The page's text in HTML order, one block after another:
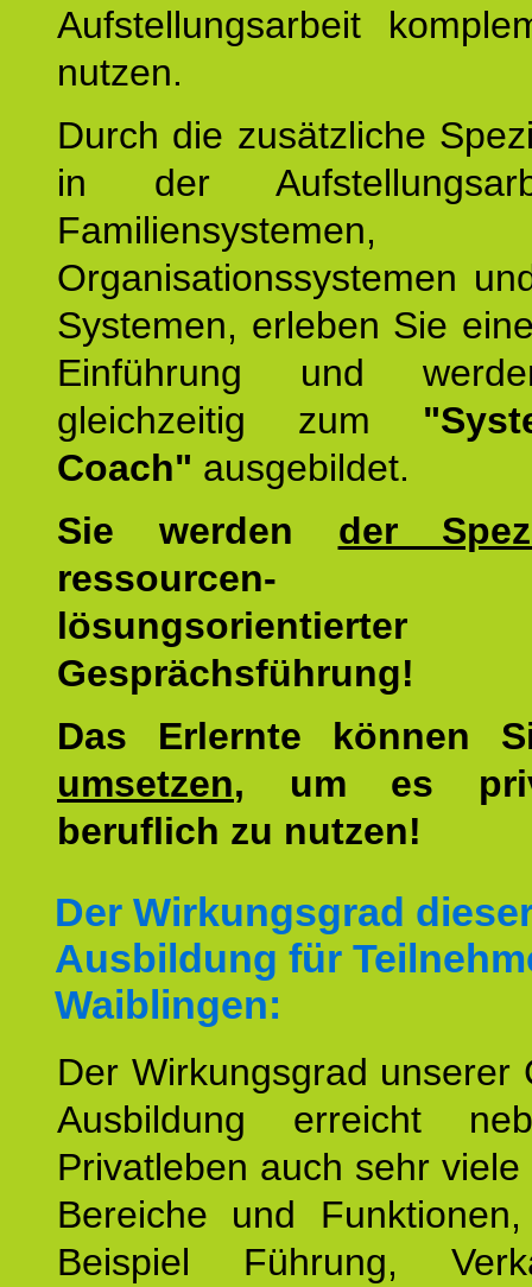
Aufstellungsarbeit
nutzen.
Durch die zusätzliche
in der
Familiensystemen,
Organisationssystemen
Systemen, erleben Sie
Einführung und
gleichzeitig zum
Coach" ausgebildet.
Sie werden der
lösungsorientierter
Gesprächsführung!
Das Erlernte können
umsetzen, um es
beruflich zu nutzen!
Der Wirkungsgrad
Ausbildung für
Waiblingen:
Der Wirkungsgrad unserer
Ausbildung erreicht
Privatleben auch sehr
Bereiche und
Beispiel Führung,